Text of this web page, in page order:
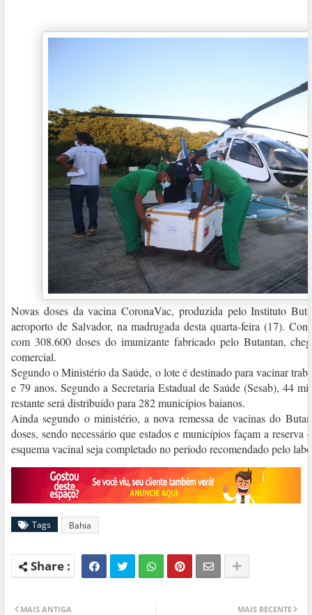
Novas doses da vacina CoronaVac, produzida pelo Instituto
aeroporto de Salvador, na madrugada desta quarta-feira (17).
com 308.600 doses do imunizante fabricado pelo Butantan,
comercial.
Segundo o Ministério da Saúde, o lote é destinado para vacinar
e 79 anos. Segundo a Secretaria Estadual de Saúde (Sesab), 44
restante será distribuído para 282 municípios baianos.
Ainda segundo o ministério, a nova remessa de vacinas do
doses, sendo necessário que estados e municípios façam a reserva
esquema vacinal seja completado no período recomendado pelo
Tags Bahia
MAIS RECENTE
MAIS ANTIGA